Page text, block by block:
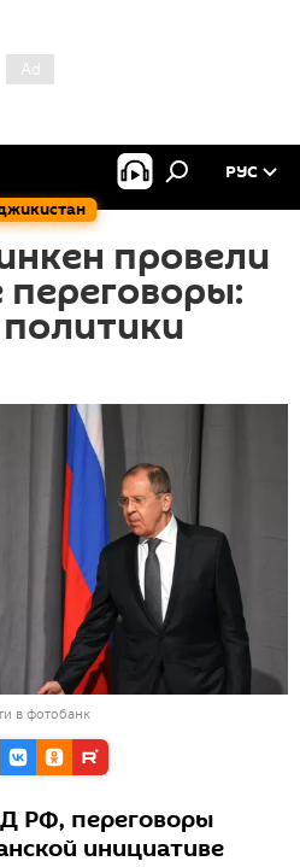
РУС
провели
в фотобанк
РФ, переговоры
инициативе